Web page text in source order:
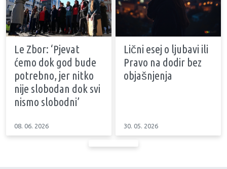
Le Zbor: ‘Pjevat
ćemo dok god bude
potrebno, jer nitko
nije slobodan dok svi
nismo slobodni’
08. 06. 2026
Lični esej o ljubavi ili
Pravo na dodir bez
objašnjenja
30. 05. 2026